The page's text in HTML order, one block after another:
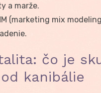
a marže.
(marketing mix
čo je
kanibálie